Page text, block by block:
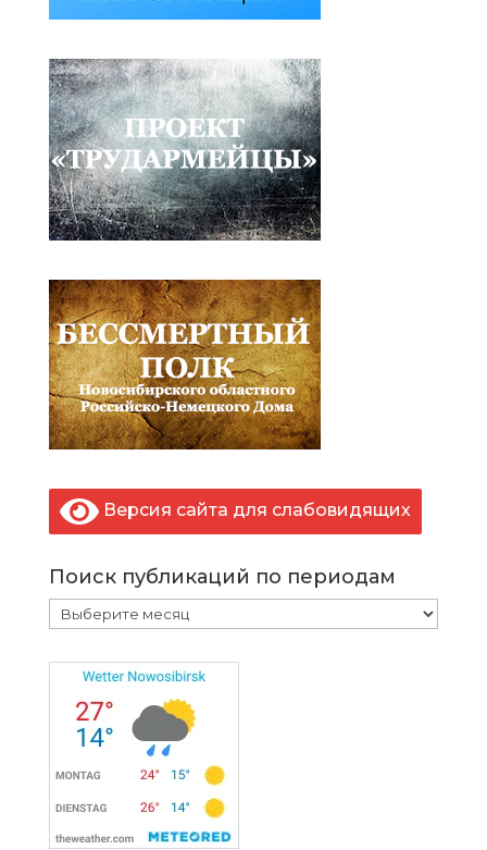
Версия сайта для слабовидящих
Поиск публикаций по периодам
Поиск
публикаций
периодам